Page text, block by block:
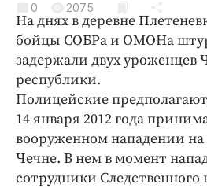
Недвижимость и ЖКХ
Образование
Общество
Погода
Праздники
Происшествия
Спорт
Экономика и бизнес
0 2075
На днях в деревне
бойцы СОБРа и ОМОНа
задержали двух уроженцев
республики.
Полицейские
14 января 2012 года
вооруженном нападении на
Чечне. В нем в момент
сотрудники Следственного